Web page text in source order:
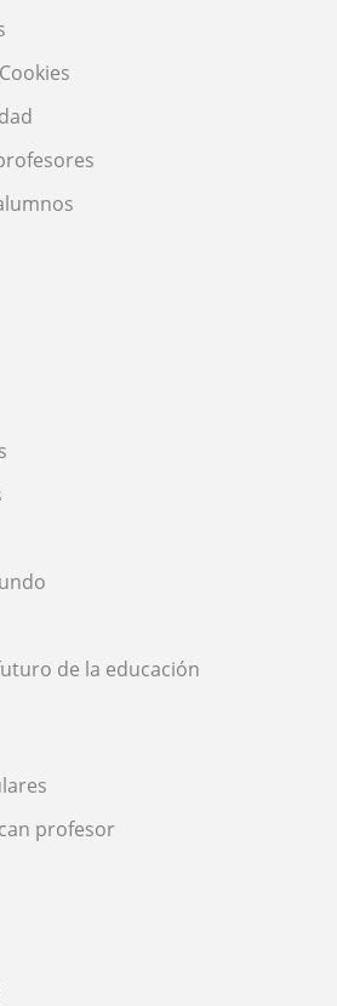
de la educación
profesor